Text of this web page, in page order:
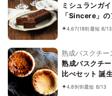
ミシュランガ
「Sincere」
ラテリーヌ
4.67(189)最短 8/13
熟成バスクチー
熟成バスクチ
比べ
4.89(9)最短 8/13